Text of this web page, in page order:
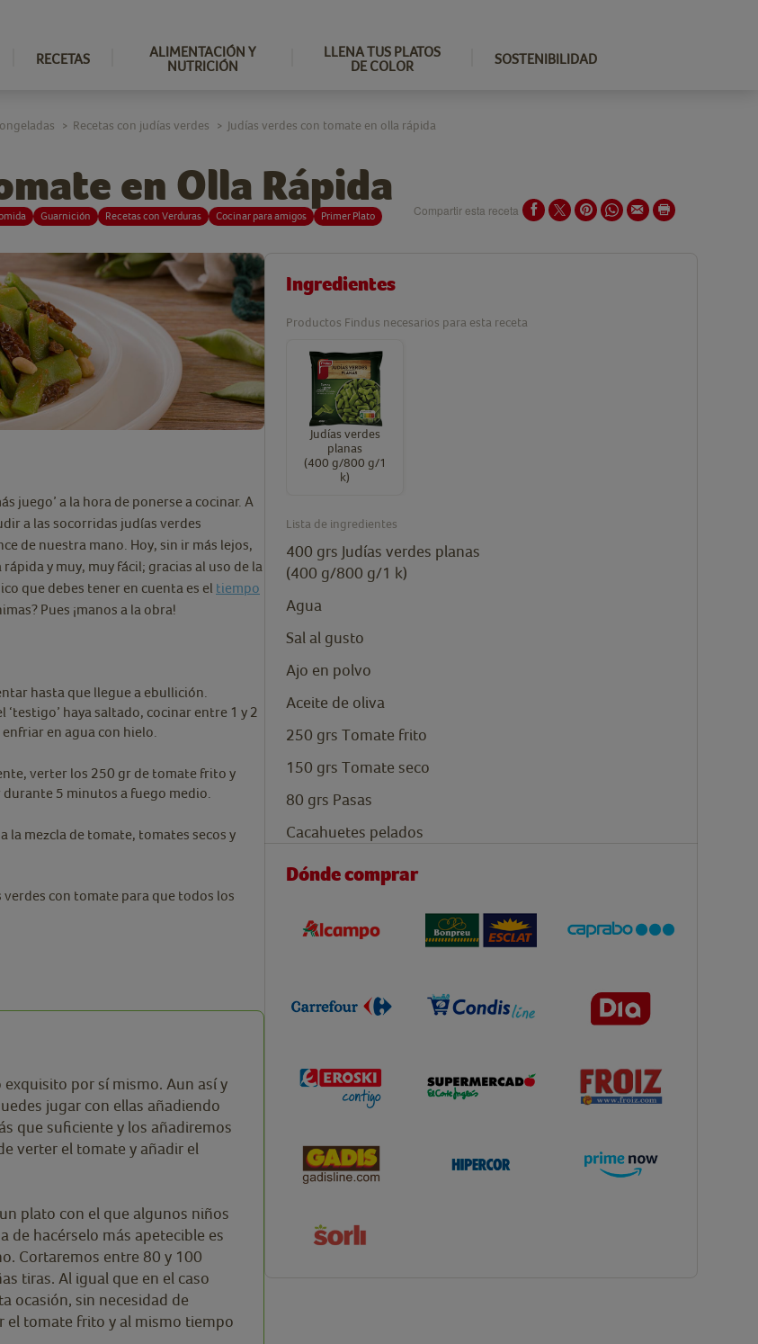
RECETAS
ALIMENTACIÓN Y
NUTRICIÓN
LLENA TUS PLATOS
DE COLOR
SOSTENIBILIDAD
en Olla Rápida
Guarnición Recetas con Verduras Cocinar para amigos Primer Plato Compartir esta receta
> Recetas con judías verdes > Judías verdes con tomate en olla rápida
juego’ a la hora de ponerse a cocinar. A
a las socorridas judías verdes
de nuestra mano. Hoy, sin ir más lejos,
y muy, muy fácil; gracias al uso de la
que debes tener en cuenta es el tiempo
Pues ¡manos a la obra!
hasta que llegue a ebullición.
‘testigo’ haya saltado, cocinar entre 1 y 2
en agua con hielo.
verter los 250 gr de tomate frito y
5 minutos a fuego medio.
la mezcla de tomate, tomates secos y
con tomate para que todos los
por sí mismo. Aun así y
jugar con ellas añadiendo
que suficiente y los añadiremos
verter el tomate y añadir el
plato con el que algunos niños
de hacérselo más apetecible es
Cortaremos entre 80 y 100
tiras. Al igual que en el caso
ocasión, sin necesidad de
el tomate frito y al mismo tiempo
Ingredientes
Productos Findus necesarios para esta receta
Judías verdes
planas
(400 g/800 g/1
k)
Lista de ingredientes
400 grs Judías verdes planas
(400 g/800 g/1 k)
Agua
Sal al gusto
Ajo en polvo
Aceite de oliva
250 grs Tomate frito
150 grs Tomate seco
80 grs Pasas
Cacahuetes pelados
Dónde comprar